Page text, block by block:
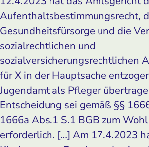
Aufenthaltsbestimmungsrecht,
Gesundheitsfürsorge und die
sozialrechtlichen und
sozialversicherungsrechtlichen
für X in der Hauptsache
Jugendamt als Pfleger
Entscheidung sei gemäß §§
1666a Abs.1 S.1 BGB zum
erforderlich. […] Am 17.4.2023